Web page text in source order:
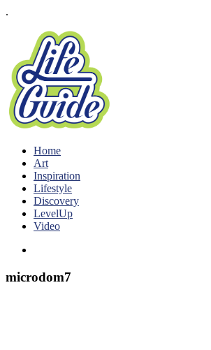
.
Home
Art
Inspiration
Lifestyle
Discovery
LevelUp
Video
microdom7